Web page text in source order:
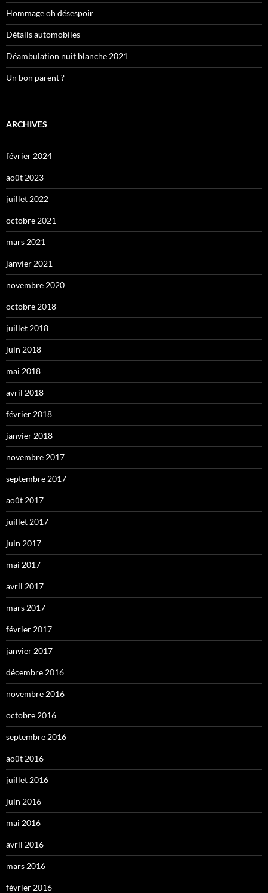
Hommage oh désespoir
Détails automobiles
Déambulation nuit blanche 2021
Un bon parent ?
ARCHIVES
février 2024
août 2023
juillet 2022
octobre 2021
mars 2021
janvier 2021
novembre 2020
octobre 2018
juillet 2018
juin 2018
mai 2018
avril 2018
février 2018
janvier 2018
novembre 2017
septembre 2017
août 2017
juillet 2017
juin 2017
mai 2017
avril 2017
mars 2017
février 2017
janvier 2017
décembre 2016
novembre 2016
octobre 2016
septembre 2016
août 2016
juillet 2016
juin 2016
mai 2016
avril 2016
mars 2016
février 2016